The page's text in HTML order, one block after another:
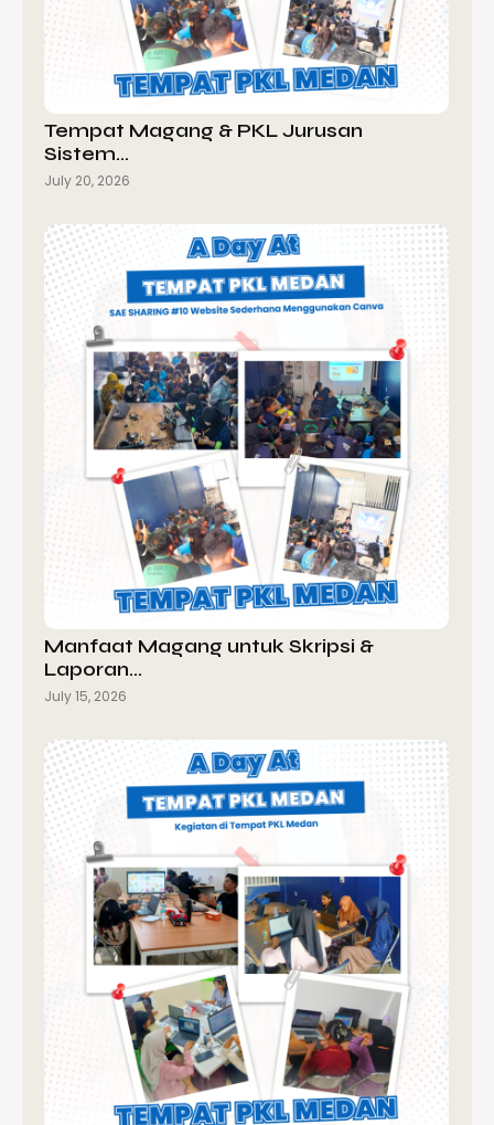
Tempat Magang & PKL Jurusan
Sistem…
July 20, 2026
Manfaat Magang untuk Skripsi &
Laporan…
July 15, 2026